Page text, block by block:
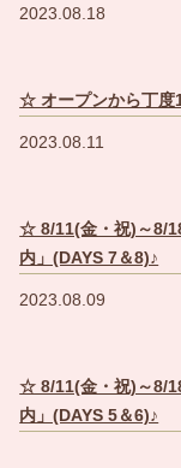
2023.08.18
☆ オープンから丁度
2023.08.11
☆ 8/11(金・祝)～8/
内」(DAYS 7＆8)♪
2023.08.09
☆ 8/11(金・祝)～8/
内」(DAYS 5＆6)♪